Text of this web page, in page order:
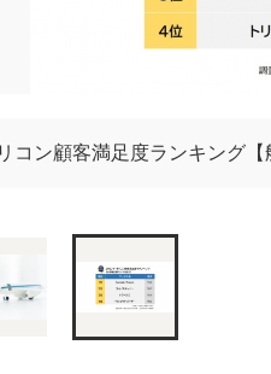
コン顧客満足度ランキング